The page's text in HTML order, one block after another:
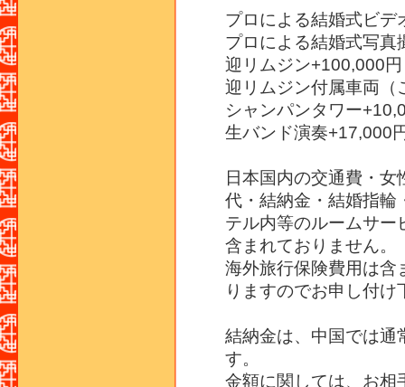
プロによる結婚式ビ
プロによる結婚式写
迎リムジン+100,000円
迎リムジン付属車両（
シャンパンタワー
生バンド演奏+17,000
日本国内の交通費・
代・結納金・結婚指輪
テル内等のルームサー
含まれておりません。
海外旅行保険費用は含
りますのでお申し付け
結納金は、中国では通
す。
金額に関しては、お相